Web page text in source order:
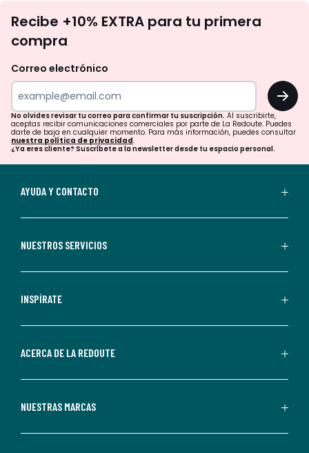
te
tu
para
confirmar
tu
suscripción.
aceptas
comerciales
personalizadas
parte
Redoute.
de
Recibe +10% EXTRA para tu primera
compra
Correo electrónico
OK
No olvides revisar tu correo para confirmar tu suscripción. Al suscribirte,
aceptas recibir comunicaciones comerciales por parte de La Redoute. Puedes
darte de baja en cualquier momento. Para más información, puedes consultar
nuestra política de privacidad.
¿Ya eres cliente? Suscríbete a la newsletter desde tu espacio personal.
AYUDA Y CONTACTO
NUESTROS SERVICIOS
INSPÍRATE
ACERCA DE LA REDOUTE
NUESTRAS MARCAS